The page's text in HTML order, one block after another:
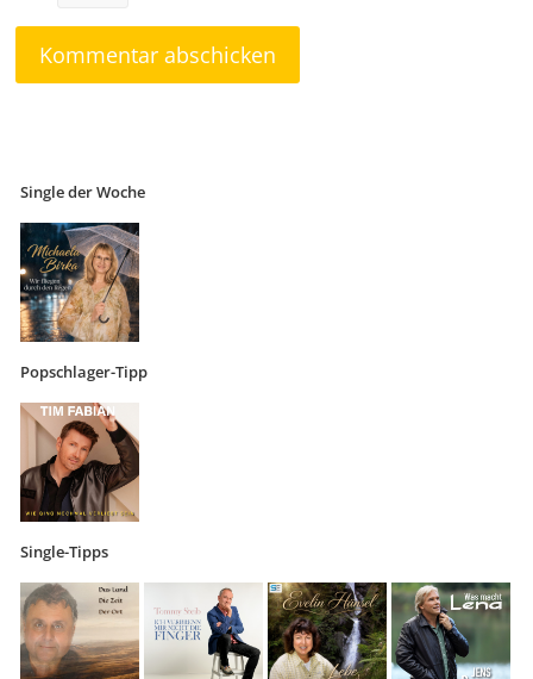
Single der Woche
Popschlager-Tipp
Single-Tipps